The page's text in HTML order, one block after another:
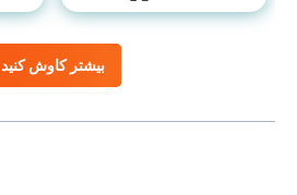
بیشتر کاوش کنید